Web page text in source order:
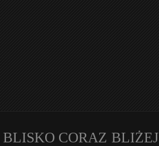
BLISKO CORAZ BLIŻEJ